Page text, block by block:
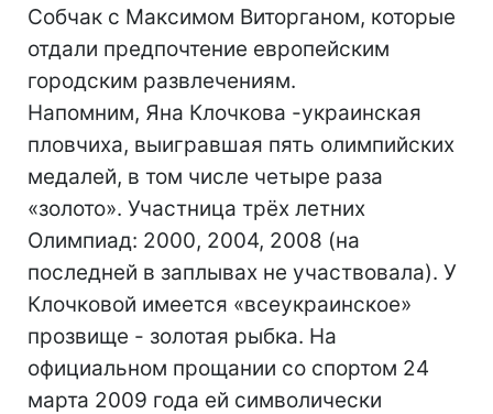
Собчак с Максимом Виторганом, которые
отдали предпочтение европейским
городским развлечениям.
Напомним, Яна Клочкова -украинская
пловчиха, выигравшая пять олимпийских
медалей, в том числе четыре раза
«золото». Участница трёх летних
Олимпиад: 2000, 2004, 2008 (на
последней в заплывах не участвовала). У
Клочковой имеется «всеукраинское»
прозвище - золотая рыбка. На
официальном прощании со спортом 24
марта 2009 года ей символически